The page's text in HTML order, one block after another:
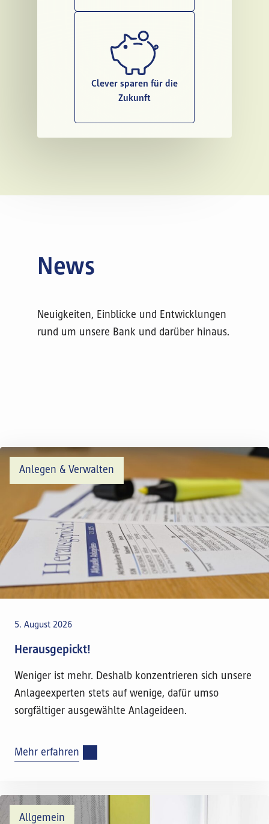
Clever sparen für die
Zukunft
News
Neuigkeiten, Einblicke und Entwicklungen
rund um unsere Bank und darüber hinaus.
Anlegen & Verwalten
5. August 2026
Herausgepickt!
Weniger ist mehr. Deshalb konzentrieren sich unsere
Anlageexperten stets auf wenige, dafür umso
sorgfältiger ausgewählte Anlageideen.
Mehr erfahren
Allgemein